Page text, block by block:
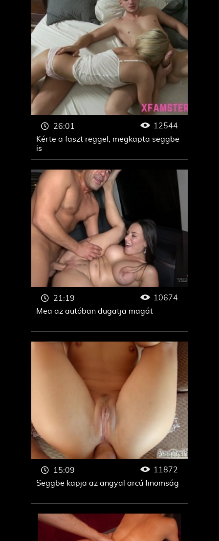
Kérte a faszt reggel, megkapta seggbe
is
26:01 12544
Mea az autóban dugatja magát
21:19 10674
Seggbe kapja az angyal arcú finomság
15:09 11872